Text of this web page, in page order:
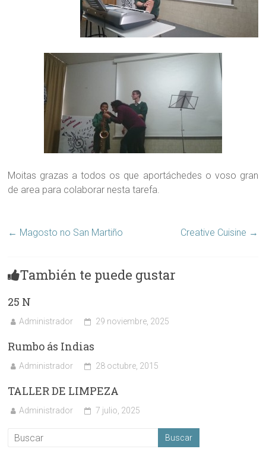
Moitas grazas a todos os que aportáchedes o voso gran
de area para colaborar nesta tarefa.
← Magosto no San Martiño Creative Cuisine →
También te puede gustar
25 N
Administrador 29 noviembre, 2025
Rumbo ás Indias
Administrador 28 octubre, 2015
TALLER DE LIMPEZA
Administrador 7 julio, 2025